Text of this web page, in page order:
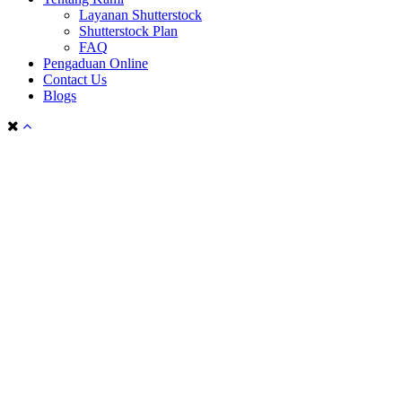
Layanan Shutterstock
Shutterstock Plan
FAQ
Pengaduan Online
Contact Us
Blogs